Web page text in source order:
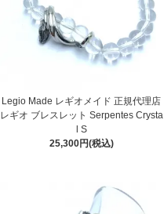
Legio Made レギオメイド 正規代理店
レギオ ブレスレット Serpentes Crysta
l S
25,300円(税込)